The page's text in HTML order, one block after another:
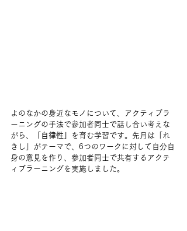
よのなかの身近なモノについて、アクティブラ
ーニングの手法で参加者同士で話し合い考えな
がら、
「自律性」
を育む学習です。先月は「れ
きし」がテーマで、6つのワークに対して自分自
身の意見を作り、参加者同士で共有するアクテ
ィブラーニングを実施しました。